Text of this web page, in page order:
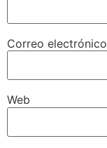
Correo electrónico
Web